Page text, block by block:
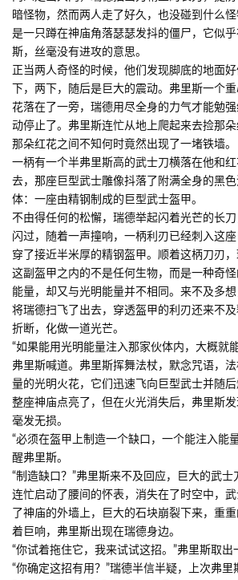
暗怪物，然而两人走了好久，也没碰到什么
是一只蹲在神庙角落瑟瑟发抖的僵尸，它似
斯，丝毫没有进攻的意思。
正当两人奇怪的时候，他们发现脚底的地面
下，两下，随后是巨大的震动。弗里斯一个
花落在了一旁，瑞德用尽全身的力气才能勉
动停止了。弗里斯连忙从地上爬起来去捡那
那朵红花之间不知何时竟然出现了一堵铁墙。
一柄有一个半弗里斯高的武士刀横落在他和
去，那座巨型武士雕像抖落了附满全身的黑
体：一座由精钢制成的巨型武士盔甲。
不由得任何的松懈，瑞德举起闪着光芒的长
闪过，随着一声撞响，一柄利刃已经刺入这
穿了接近半米厚的精钢盔甲。顺着这柄刀刃
这副盔甲之内的不是任何生物，而是一种奇
能量，却又与光明能量并不相同。来不及多
将瑞德扫飞了出去，穿透盔甲的利刃还来不
折断，化做一道光芒。
“如果能用光明能量注入那家伙体内，大概就
弗里斯喊道。弗里斯挥舞法杖，默念咒语，
量的光明火花，它们迅速飞向巨型武士并随
整座神庙点亮了，但在火光消失后，弗里斯
毫发无损。
“必须在盔甲上制造一个缺口，一个能注入能
醒弗里斯。
“制造缺口？”弗里斯来不及回应，巨大的武
连忙启动了腰间的怀表，消失在了时空中，
了神庙的外墙上，巨大的石块崩裂下来，重
着巨响，弗里斯出现在瑞德身边。
“你试着拖住它，我来试试这招。”弗里斯取出
“你确定这招有用？”瑞德半信半疑，上次弗